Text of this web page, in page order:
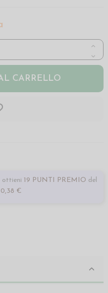
CARRELLO
ottieni 19 PUNTI PREMIO del
0,38 €